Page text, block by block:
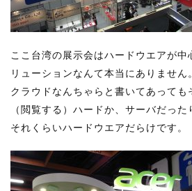
ここ台湾の展示会はハードウエアが中
リューションなんて本当にありません。
クラウドなんちゃらと書いてあっても
（閲覧する）ハードか、サーバだった
それくらいハードウエアだらけです。